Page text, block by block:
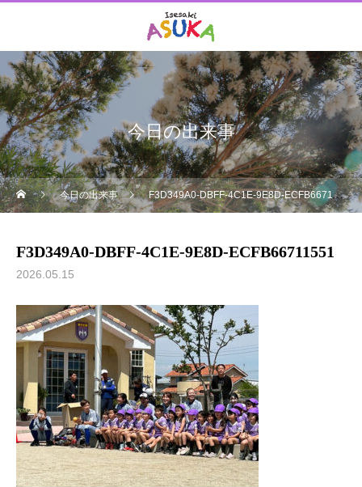
今日の出来事
今日の出来事 F3D349A0-DBFF-4C1E-9E8D-ECFB66711551
F3D349A0-DBFF-4C1E-9E8D-ECFB66711551
2026.05.15